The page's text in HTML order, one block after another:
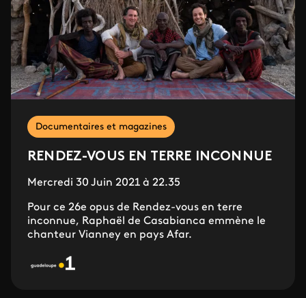
Documentaires et magazines
RENDEZ-VOUS EN TERRE INCONNUE
Mercredi 30 Juin 2021 à 22.35
Pour ce 26e opus de Rendez-vous en terre
inconnue, Raphaël de Casabianca emmène le
chanteur Vianney en pays Afar.